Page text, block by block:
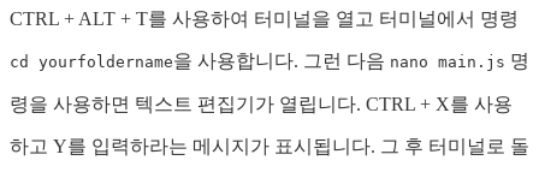
CTRL + ALT + T를 사용하여 터미널을 열고 터미널에서 명령
cd yourfoldername을 사용합니다. 그런 다음 nano main.js 명
령을 사용하면 텍스트 편집기가 열립니다. CTRL + X를 사용
하고 Y를 입력하라는 메시지가 표시됩니다. 그 후 터미널로 돌